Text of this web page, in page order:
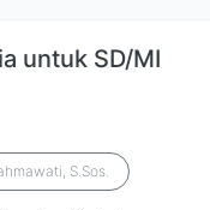
untuk SD/MI
S.Sos.